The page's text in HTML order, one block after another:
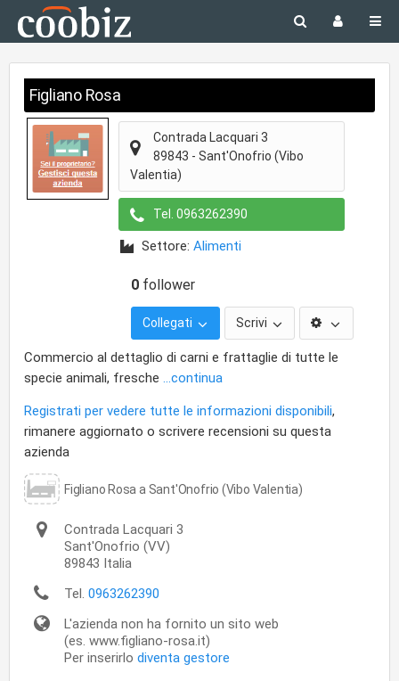
Figliano Rosa
Contrada Lacquari 3
89843 - Sant'Onofrio (Vibo
Valentia)
Tel. 0963262390
Settore: Alimenti
0 follower
Collegati Scrivi
Commercio al dettaglio di carni e frattaglie di tutte le
specie animali, fresche ...continua
Registrati per vedere tutte le informazioni disponibili,
rimanere aggiornato o scrivere recensioni su questa
azienda
Figliano Rosa a Sant'Onofrio (Vibo Valentia)
Contrada Lacquari 3
Sant'Onofrio (VV)
89843 Italia
Tel. 0963262390
L'azienda non ha fornito un sito web
(es. www.figliano-rosa.it)
Per inserirlo diventa gestore